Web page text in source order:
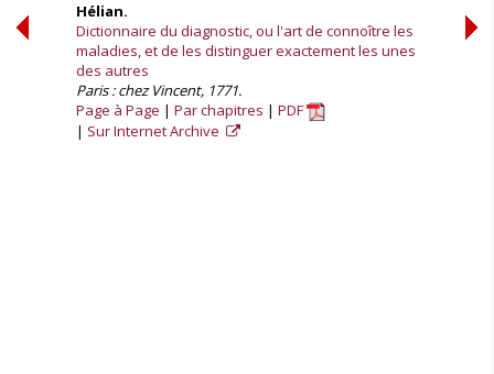
Hélian.
Dictionnaire du diagnostic, ou l'art de connoître les
maladies, et de les distinguer exactement les unes
des autres
Paris : chez Vincent, 1771.
Page à Page
Par chapitres
PDF
Sur Internet Archive